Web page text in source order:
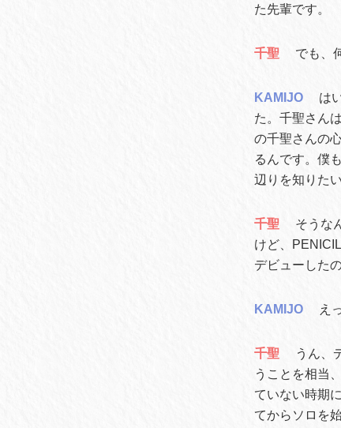
た先輩です。
千聖 でも、
KAMIJO
は
た。千聖さん
の千聖さんの
るんです。僕
辺りを知りた
千聖
そうな
けど、
デビューした
KAMIJO え
千聖
うん、
うことを相当
ていない時期
てからソロを